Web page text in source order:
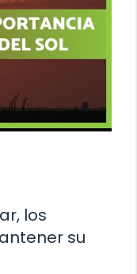
los
su